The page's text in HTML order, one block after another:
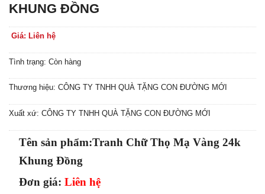
KHUNG ĐỒNG
Giá: Liên hệ
Tình trạng: Còn hàng
Thương hiệu: CÔNG TY TNHH QUÀ TẶNG CON ĐƯỜNG MỚI
Xuất xứ: CÔNG TY TNHH QUÀ TẶNG CON ĐƯỜNG MỚI
Tên sản phẩm:Tranh Chữ Thọ Mạ Vàng 24k
Khung Đồng
Đơn giá: Liên hệ